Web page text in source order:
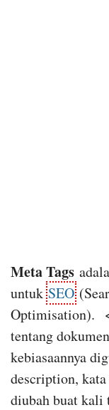
Meta Tags
untukSEO
Optimisation).
tentang
kebiasaannya
description,
diubah buat kali